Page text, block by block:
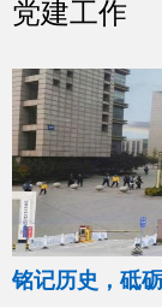
党建工作